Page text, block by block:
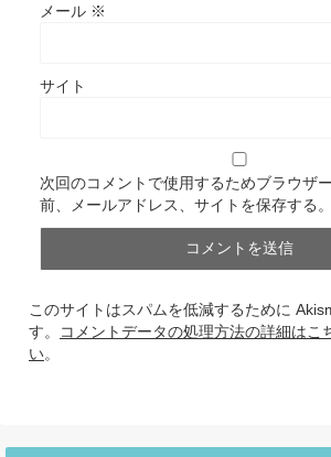
メール ※
サイト
次回のコメントで使用するためブラウザ
前、メールアドレス、サイトを保存する。
このサイトはスパムを低減するために
す。
コメントデータの処理方法の詳細はこ
い。